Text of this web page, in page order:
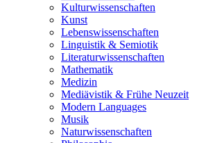
Kulturwissenschaften
Kunst
Lebenswissenschaften
Linguistik & Semiotik
Literaturwissenschaften
Mathematik
Medizin
Mediävistik & Frühe Neuzeit
Modern Languages
Musik
Naturwissenschaften